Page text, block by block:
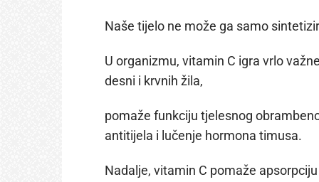
Naše tijelo ne može ga samo
U organizmu, vitamin C igra vrlo
desni i krvnih žila,
pomaže funkciju tjelesnog
antitijela i lučenje hormona timusa.
Nadalje, vitamin C pomaže